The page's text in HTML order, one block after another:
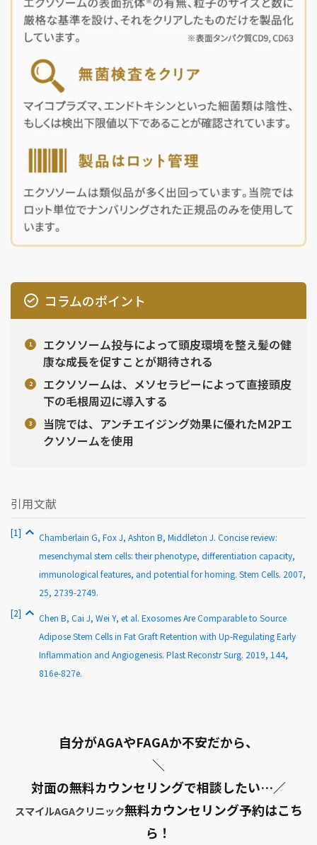
コラムのポイント
エクソソーム投与によって頭皮環境を整え髪の健
康な成長を促すことが期待される
エクソソームは、メソセラピーによって直接頭皮
下の毛根周辺に導入する
当院では、アンチエイジング効果に優れたM2Pエ
クソソームを使用
引用文献
[1]
Chamberlain G, Fox J, Ashton B, Middleton J. Concise review:
mesenchymal stem cells: their phenotype, differentiation capacity,
immunological features, and potential for homing. Stem Cells. 2007,
25, 2739-2749.
[2]
Chen B, Cai J, Wei Y, et al. Exosomes Are Comparable to Source
Adipose Stem Cells in Fat Graft Retention with Up-Regulating Early
Inflammation and Angiogenesis. Plast Reconstr Surg. 2019, 144,
816e-827e.
自分がAGAやFAGAか不安だから、
＼
対面の無料カウンセリングで相談したい…／
スマイルAGAクリニック無料カウンセリング予約はこち
ら！